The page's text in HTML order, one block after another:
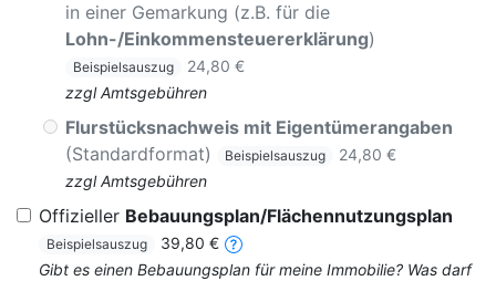
in einer Gemarkung (z.B. für die
Lohn-/Einkommensteuererklärung)
Beispielsauszug
24,80 €
zzgl Amtsgebühren
Flurstücksnachweis mit Eigentümerangaben
(Standardformat)
Beispielsauszug
24,80 €
zzgl Amtsgebühren
Offizieller Bebauungsplan/Flächennutzungsplan
Beispielsauszug
39,80 €
Gibt es einen Bebauungsplan für meine Immobilie? Was darf